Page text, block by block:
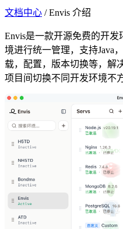
文档中心 /Envis 介绍
Envis是一款开源免费的开
境进行统一管理，支持Java
载，配置，版本切换等，解
项目间切换不同开发环境不